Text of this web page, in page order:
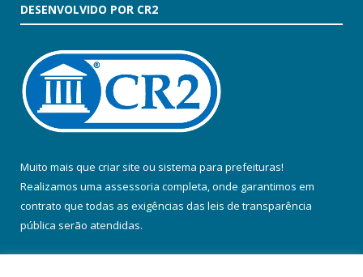
DESENVOLVIDO POR CR2
Muito mais que criar site ou sistema para prefeituras!
Realizamos uma assessoria completa, onde garantimos em
contrato que todas as exigências das leis de transparência
pública serão atendidas.